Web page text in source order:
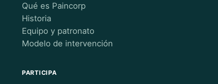
Qué es Paincorp
Historia
Equipo y patronato
Modelo de intervención
PARTICIPA